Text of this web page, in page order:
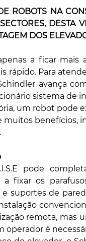
ROBOTS NA
DESTA
DOS
a ficar
rápido. Para
avança
sistema de
um robot pode
muitos benefícios,
pode
fixar os
e suportes de
remota, mas
é